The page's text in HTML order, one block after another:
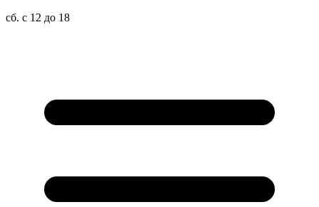
сб. с 12 до 18